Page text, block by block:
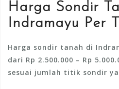
Harga Sondir
Indramayu Per
Harga sondir tanah di
dari Rp 2.500.000 – Rp
sesuai jumlah titik sondir